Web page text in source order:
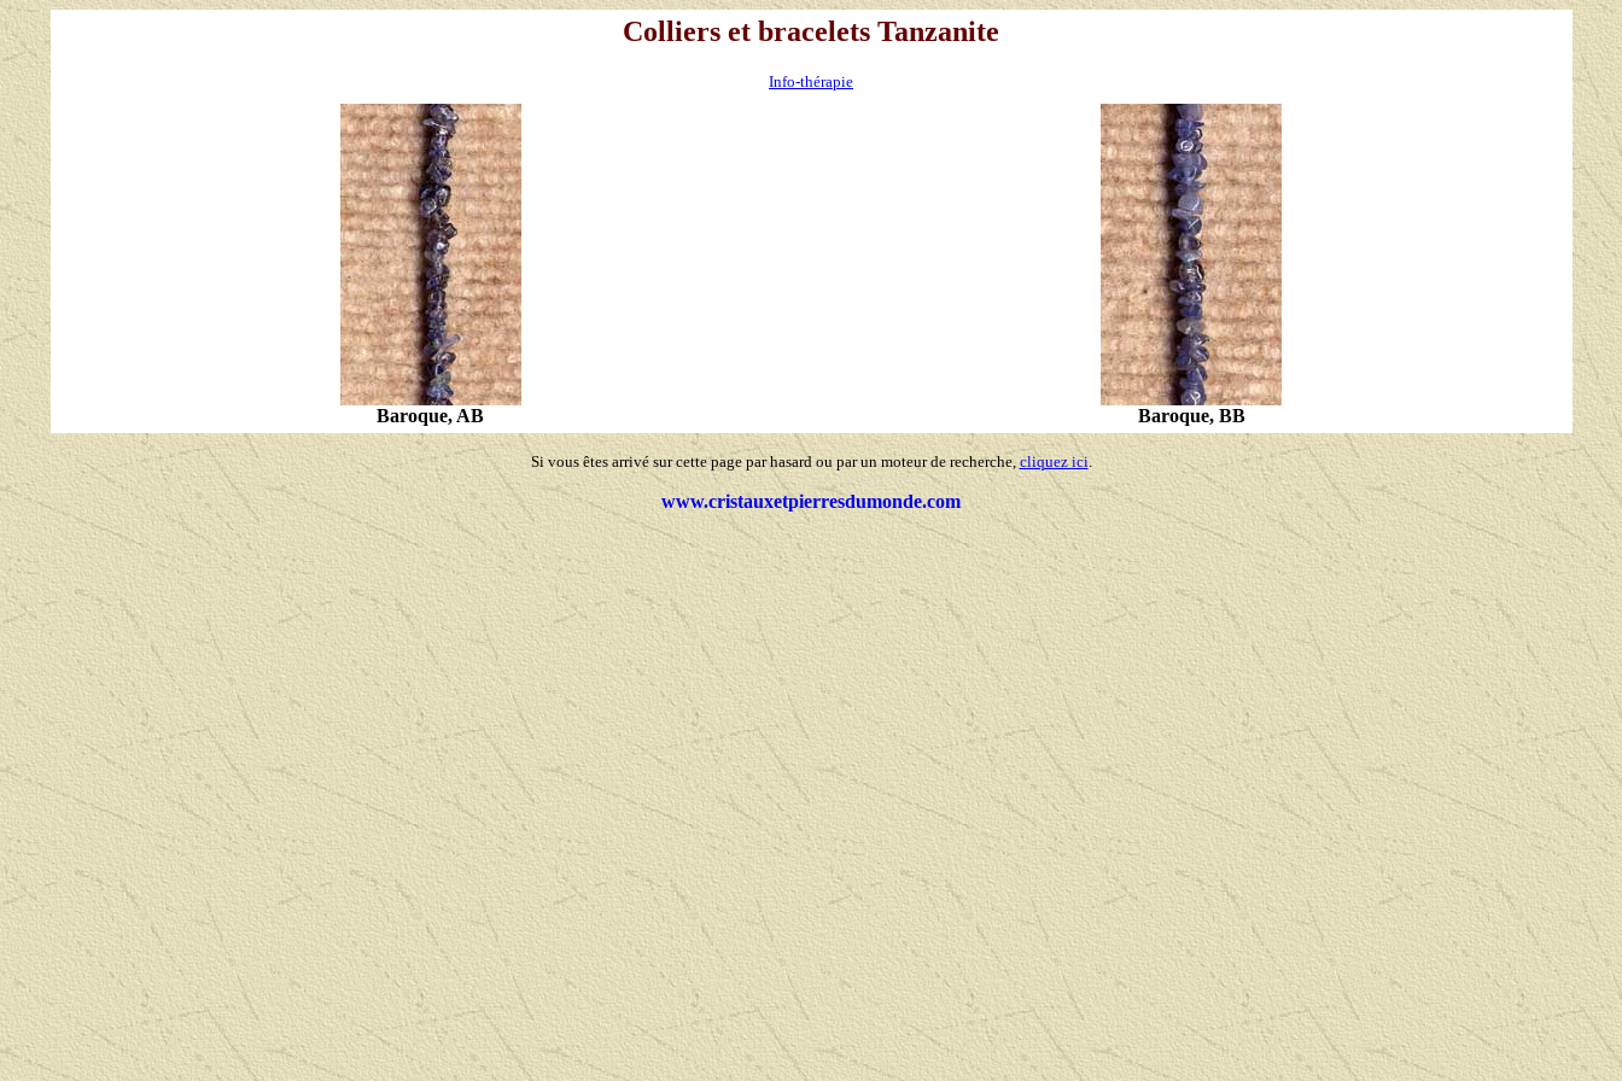
Colliers et bracelets Tanzanite
Info-thérapie
Baroque, AB Baroque, BB
Si vous êtes arrivé sur cette page par hasard ou par un moteur de recherche, cliquez ici.
www.cristauxetpierresdumonde.com